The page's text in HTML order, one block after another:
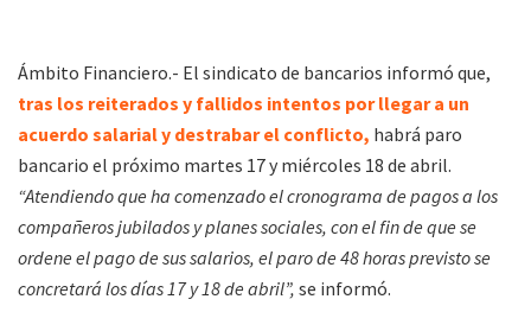
Ámbito Financiero.- El sindicato de bancarios informó que,
tras los reiterados y fallidos intentos por llegar a un
acuerdo salarial y destrabar el conflicto, habrá paro
bancario el próximo martes 17 y miércoles 18 de abril.
“Atendiendo que ha comenzado el cronograma de pagos a los
compañeros jubilados y planes sociales, con el fin de que se
ordene el pago de sus salarios, el paro de 48 horas previsto se
concretará los días 17 y 18 de abril”, se informó.